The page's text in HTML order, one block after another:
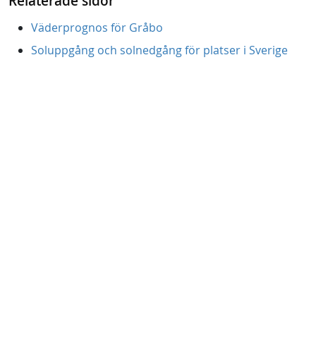
Väderprognos för Gråbo
Soluppgång och solnedgång för platser i Sverige